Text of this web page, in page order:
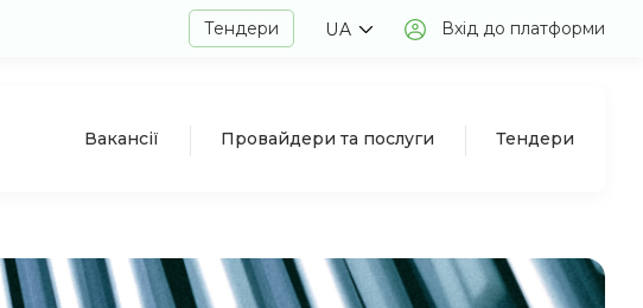
Тендери UA Вхід до платформи
Вакансії Провайдери та послуги Тендери